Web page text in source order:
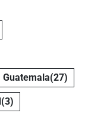
Guatemala(27)
(3)